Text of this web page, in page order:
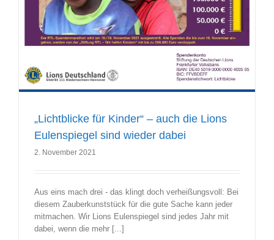
„Lichtblicke für Kinder“ – auch die Lions
Eulenspiegel sind wieder dabei
2. November 2021
Aus eins mach drei - das klingt doch verheißungsvoll: Bei
diesem Zauberkunststück für die gute Sache kann jeder
mitmachen. Wir Lions Eulenspiegel sind jedes Jahr mit
dabei, wenn die mehr [...]